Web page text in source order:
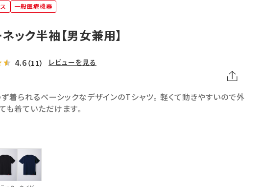
一般医療機器
ック半袖【男女兼用】
4.6 （11） レビューを見る
着られるベーシックなデザインのTシャツ。 軽くて動きやすいので外
も着ていただけます。